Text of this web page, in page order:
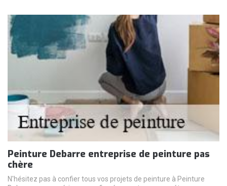
Peinture Debarre entreprise de peinture pas
chère
N'hésitez pas à confier tous vos projets de peinture à Peinture